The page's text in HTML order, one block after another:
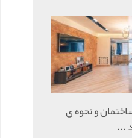
و نحوه ی
...